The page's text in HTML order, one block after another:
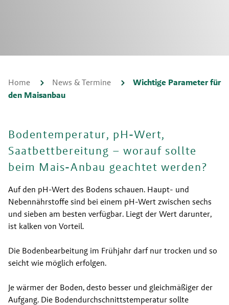
Home News & Termine
Wichtige Parameter für
den Maisanbau
Bodentemperatur, pH-Wert,
Saatbettbereitung – worauf sollte
beim Mais-Anbau geachtet werden?
Auf den pH-Wert des Bodens schauen. Haupt- und
Nebennährstoffe sind bei einem pH-Wert zwischen sechs
und sieben am besten verfügbar. Liegt der Wert darunter,
ist kalken von Vorteil.
Die Bodenbearbeitung im Frühjahr darf nur trocken und so
seicht wie möglich erfolgen.
Je wärmer der Boden, desto besser und gleichmäßiger der
Aufgang. Die Bodendurchschnittstemperatur sollte